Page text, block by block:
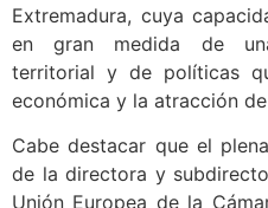
Extremadura, cuya
en gran medida de
territorial y de políticas
económica y la atracción
Cabe destacar que el
de la directora y
Unión Europea de la